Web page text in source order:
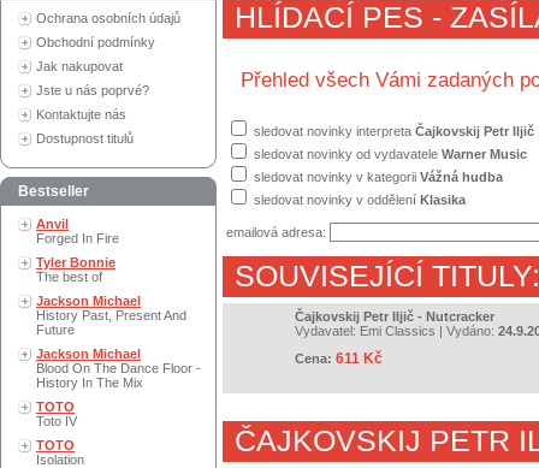
Ochrana osobních údajů
Obchodní podmínky
Jak nakupovat
Jste u nás poprvé?
Kontaktujte nás
Dostupnost titulů
Bestseller
Anvil
Forged In Fire
Tyler Bonnie
The best of
Jackson Michael
History Past, Present And
Future
Jackson Michael
Blood On The Dance Floor -
History In The Mix
TOTO
Toto IV
TOTO
Isolation
HLÍDACÍ PES -
Přehled všech Vámi zadaných
sledovat novinky interpreta Čajkovskij Petr Iljič
sledovat novinky od vydavatele Warner Music
sledovat novinky v kategorii Vážná hudba
sledovat novinky v oddělení Klasika
emailová adresa:
SOUVISEJÍCÍ TITULY:
Čajkovskij Petr Iljič - Nutcracker
Vydavatel: Emi Classics | Vydáno:
Cena: 611 Kč
ČAJKOVSKIJ PETR